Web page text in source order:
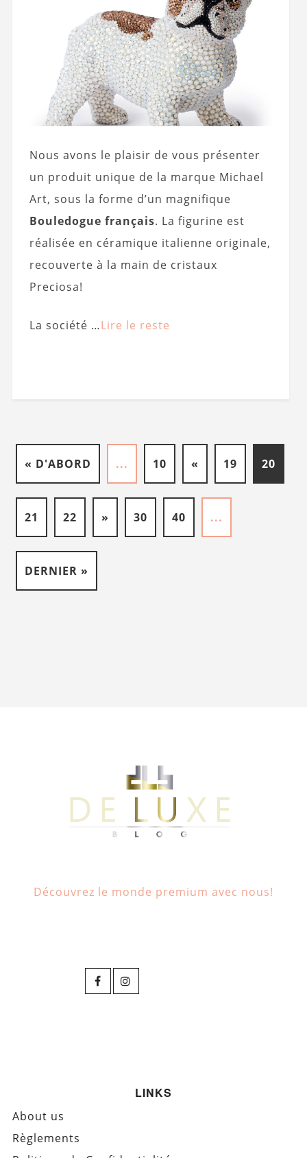
Nous avons le plaisir de vous présenter
un produit unique de la marque Michael
Art, sous la forme d’un magnifique
Bouledogue français. La figurine est
réalisée en céramique italienne originale,
recouverte à la main de cristaux
Preciosa!
La société …Lire le reste
« D'ABORD ... 10 « 19 20
21 22 » 30 40 ...
DERNIER »
Découvrez le monde premium avec nous!
LINKS
About us
Règlements